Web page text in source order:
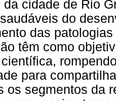
da cidade de Rio
do
das
têm como
para
os segmentos da